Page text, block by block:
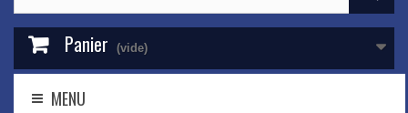
Panier (vide)
MENU